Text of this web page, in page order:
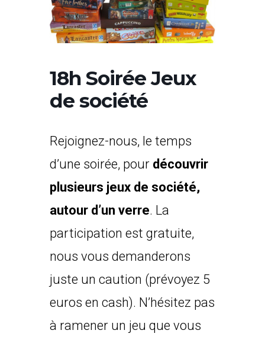
18h Soirée Jeux
de société
Rejoignez-nous, le temps
d’une soirée, pour découvrir
plusieurs jeux de société,
autour d’un verre. La
participation est gratuite,
nous vous demanderons
juste un caution (prévoyez 5
euros en cash). N’hésitez pas
à ramener un jeu que vous